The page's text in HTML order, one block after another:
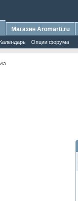
Календарь Опции форума
Магазин Aromarti.ru